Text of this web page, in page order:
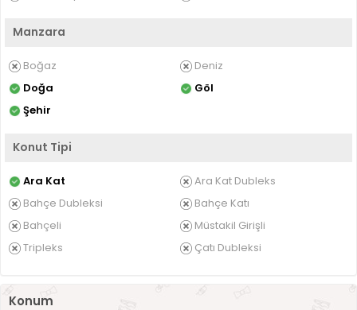
Manzara
Boğaz
Deniz
Doğa
Göl
Şehir
Konut Tipi
Ara Kat
Ara Kat Dubleks
Bahçe Dubleksi
Bahçe Katı
Bahçeli
Müstakil Girişli
Tripleks
Çatı Dubleksi
Konum